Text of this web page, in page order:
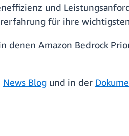
und
für ihre
denen Amazon Bedrock
News Blog und in der